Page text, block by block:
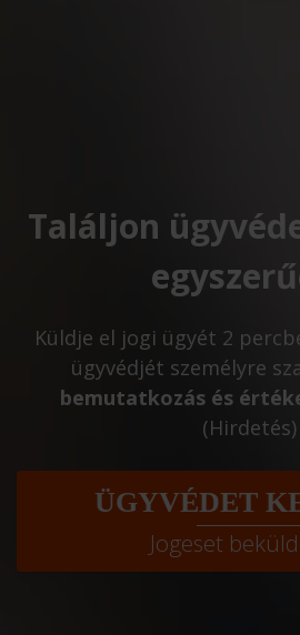
Találjon
Küldje el jogi ügyét 2
ügyvédjét személyre
bemutatkozás és
(Hirdetés)
ÜGYVÉDET
Jogeset